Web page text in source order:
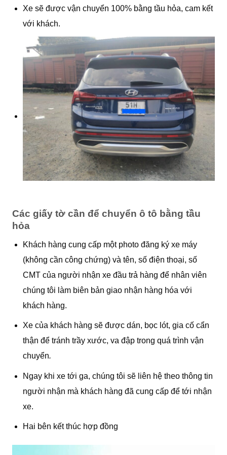
Xe sẽ được vận chuyển 100% bằng tầu hỏa, cam kết
với khách.
Các giấy tờ cần để chuyển ô tô bằng tầu
hỏa
Khách hàng cung cấp một photo đăng ký xe máy
(không cần công chứng) và tên, số điện thoại, số
CMT của người nhận xe đầu trả hàng để nhân viên
chúng tôi làm biên bản giao nhận hàng hóa với
khách hàng.
Xe của khách hàng sẽ được dán, bọc lót, gia cố cẩn
thận để tránh trầy xước, va đập trong quá trình vận
chuyển.
Ngay khi xe tới ga, chúng tôi sẽ liên hệ theo thông tin
người nhận mà khách hàng đã cung cấp để tới nhận
xe.
Hai bên kết thúc hợp đồng